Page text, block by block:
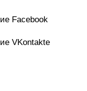
Facebook
VKontakte